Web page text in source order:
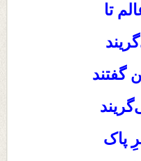
تا
گفتند
پاک